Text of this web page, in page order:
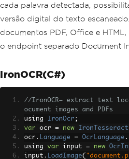
cada palavra detectada,
versão digital do texto
documentos PDF, Office e
o endpoint separado Document
IronOCR(C#)
//IronOCR— extract text
ocument images and PDFs
using IronOcr ;
var ocr = new IronTesseract
ocr . Language = OcrLanguage .
using var input = new
input . LoadImage(